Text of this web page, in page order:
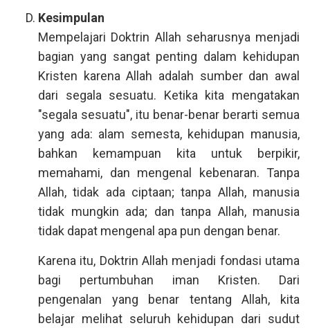
Kesimpulan
Mempelajari Doktrin Allah seharusnya menjadi
bagian yang sangat penting dalam kehidupan
Kristen karena Allah adalah sumber dan awal
dari segala sesuatu. Ketika kita mengatakan
"segala sesuatu", itu benar-benar berarti semua
yang ada: alam semesta, kehidupan manusia,
bahkan kemampuan kita untuk berpikir,
memahami, dan mengenal kebenaran. Tanpa
Allah, tidak ada ciptaan; tanpa Allah, manusia
tidak mungkin ada; dan tanpa Allah, manusia
tidak dapat mengenal apa pun dengan benar.
Karena itu, Doktrin Allah menjadi fondasi utama
bagi pertumbuhan iman Kristen. Dari
pengenalan yang benar tentang Allah, kita
belajar melihat seluruh kehidupan dari sudut